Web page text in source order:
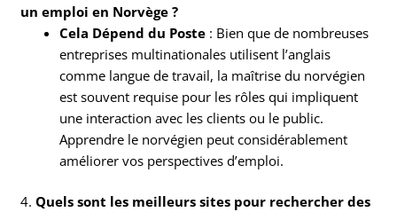
un emploi en Norvège ?
Cela Dépend du Poste : Bien que de nombreuses
entreprises multinationales utilisent l’anglais
comme langue de travail, la maîtrise du norvégien
est souvent requise pour les rôles qui impliquent
une interaction avec les clients ou le public.
Apprendre le norvégien peut considérablement
améliorer vos perspectives d’emploi.
4.Quels sont les meilleurs sites pour rechercher des